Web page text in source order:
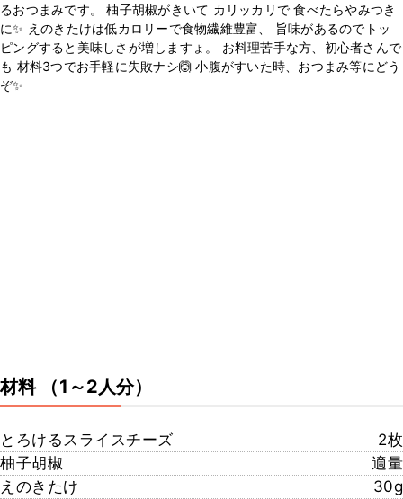
るおつまみです。 柚子胡椒がきいて カリッカリで 食べたらやみつき
に✨ えのきたけは低カロリーで食物繊維豊富、 旨味があるのでトッ
ピングすると美味しさが増しますょ。 お料理苦手な方、初心者さんで
も 材料3つでお手軽に失敗ナシ🙆 小腹がすいた時、おつまみ等にどう
ぞ✨
材料 （1～2人分）
とろけるスライスチーズ
2枚
柚子胡椒
適量
えのきたけ
30g